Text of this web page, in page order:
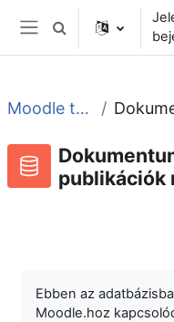
Tovább a fő tartalomhoz
Oldalpanel
Keresési bemeneti
Moodle tudástár és fórum
publikációk
Ebben az
Moodle.hoz